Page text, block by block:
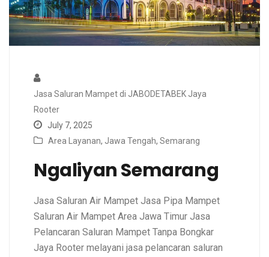
Jasa Saluran Mampet di JABODETABEK Jaya
Rooter
July 7, 2025
Area Layanan, Jawa Tengah, Semarang
Ngaliyan Semarang
Jasa Saluran Air Mampet Jasa Pipa Mampet
Saluran Air Mampet Area Jawa Timur Jasa
Pelancaran Saluran Mampet Tanpa Bongkar
Jaya Rooter melayani jasa pelancaran saluran